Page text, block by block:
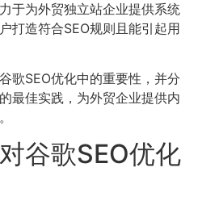
于为外贸独立站企业提供系统
打造符合SEO规则且能引起用
歌SEO优化中的重要性，并分
最佳实践，为外贸企业提供内
谷歌SEO优化